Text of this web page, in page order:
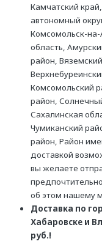
Камчатский
автономный
Комсомольск-
область,
район,
Комсомольский
район,
Сахалинская
Чумиканский
район, Район
доставкой
вы желаете
об этом нашему
Доставка по
Хабаровске и
руб.!